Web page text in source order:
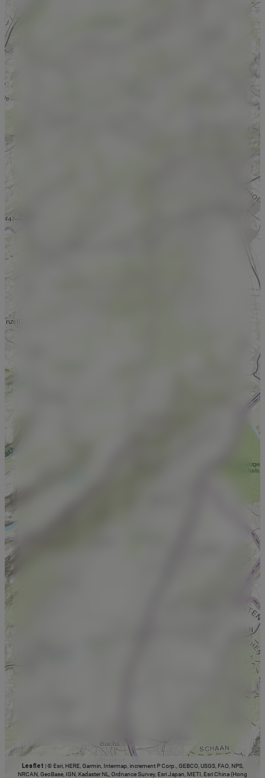
Leaflet |© Esri, HERE, Garmin, Intermap, increment P Corp., GEBCO, USGS, FAO, NPS,
NRCAN, GeoBase, IGN, Kadaster NL, Ordnance Survey, Esri Japan, METI, Esri China (Hong